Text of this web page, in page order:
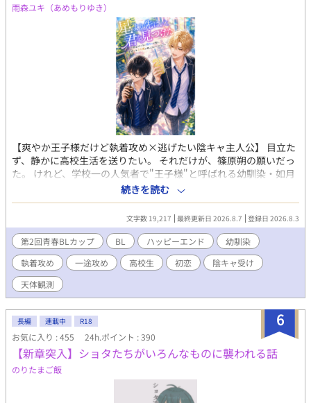
雨森ユキ（あめもりゆき）
【爽やか王子様だけど執着攻め×逃げたい陰キャ主人公】 目立た
ず、静かに高校生活を送りたい。 それだけが、篠原朔の願いだっ
た。 けれど、学校一の人気者で"王子様"と呼ばれる幼馴染・如月
悠成は、毎朝迎えに来ては当然のように隣を歩き、放課後も朔と
過ごしたがる。 そのせいで周囲からは「あんな地味な奴のどこが
いいんだ」と噂され、朔は居心地の悪い日々を送っていた。 だか
ら朔は悠成の好意など、幼馴染だからだとしか思っていない。 ま
さかそれが、10年間、一度も揺らぐことのなかった片想いだとは
夢にも気づかずにいた。 星を眺めた夜、夏祭り、文化祭。そし
て、卒業後に待つ別々の進路。 「離れたい」と思っていたはずな
のに、離れる未来が近づくほど、朔の心は少しずつ変わってい
く。 一方、悠成の想いは、子どもの頃から何ひとつ変わらない。
けてきた。 子どもの頃、屋根裏部屋で並んで星を見上げた夜も
────悠成が見つめていたのは、星ではなく、いつだって朔だ
った。 これは、学校一の王子様が抱き続けた初恋と、その想いに
少しずつ気づいていく主人公、一途で不器用な幼馴染ふたりが紡
ぐ、青春ラブストーリー。 表紙絵には画像生成AIを使用していま
すが、 本文にはAIは使用しておりません。 アルファポリスのAI校
続きを読む
文字数 19,217 最終更新日 2026.8.7 登録日 2026.8.3
第2回青春BLカップ BL ハッピーエンド
幼馴染
執着攻め
一途攻め 高校生 初恋
陰キャ受け
天体観測
6
長編 連載中 R18
お気に入り : 455 24h.ポイント : 390
【新章突入】ショタたちがいろんなものに襲われる話
のりたまご飯